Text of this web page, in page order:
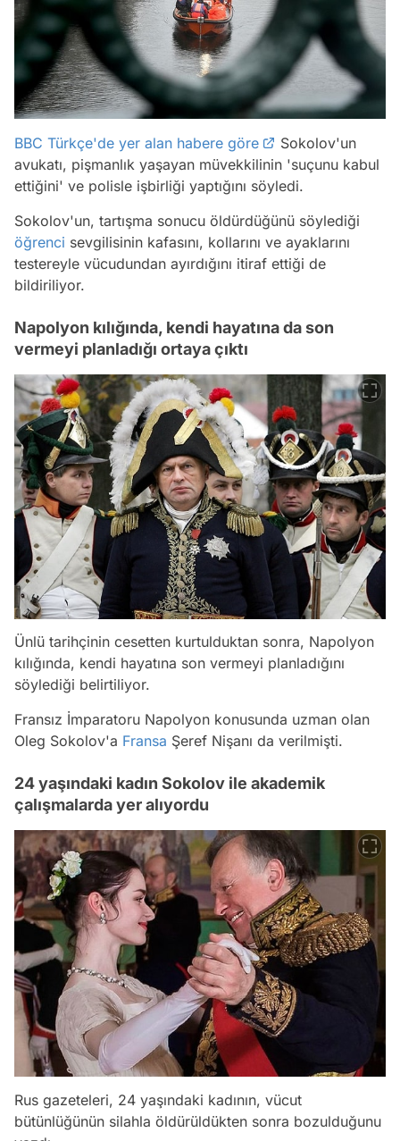
BBC Türkçe'de yer alan habere göre
Sokolov'un
avukatı, pişmanlık yaşayan müvekkilinin 'suçunu kabul
ettiğini' ve polisle işbirliği yaptığını söyledi.
Sokolov'un, tartışma sonucu öldürdüğünü söylediği
öğrenci sevgilisinin kafasını, kollarını ve ayaklarını
testereyle vücudundan ayırdığını itiraf ettiği de
bildiriliyor.
Napolyon kılığında, kendi hayatına da son
vermeyi planladığı ortaya çıktı
Ünlü tarihçinin cesetten kurtulduktan sonra, Napolyon
kılığında, kendi hayatına son vermeyi planladığını
söylediği belirtiliyor.
Fransız İmparatoru Napolyon konusunda uzman olan
Oleg Sokolov'a Fransa Şeref Nişanı da verilmişti.
24 yaşındaki kadın Sokolov ile akademik
çalışmalarda yer alıyordu
Rus gazeteleri, 24 yaşındaki kadının, vücut
bütünlüğünün silahla öldürüldükten sonra bozulduğunu